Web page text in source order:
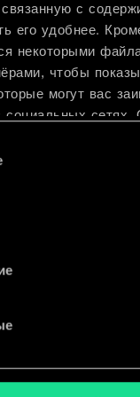
с
его удобнее.
некоторыми
чтобы
могут вас
социальных сетях.
информацию о
файлы cookie, и
колоду и
Изменить колоду
ИЛИ
колоды